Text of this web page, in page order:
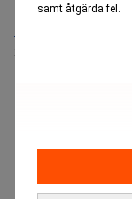
samt åtgärda fel.
Sista